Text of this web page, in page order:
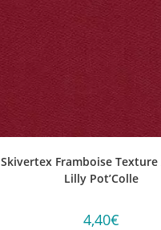
Skivertex Framboise
Lilly Pot’Colle
4,40€